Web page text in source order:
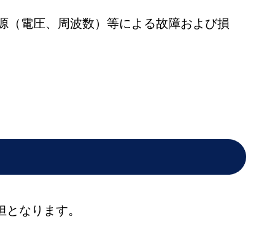
電圧、周波数）等による故障および損
なります。